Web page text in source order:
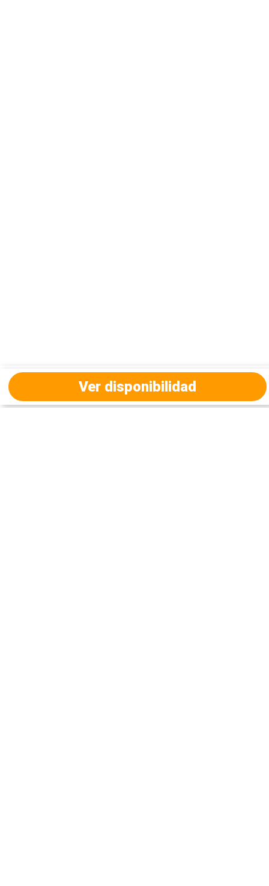
Ver disponibilidad